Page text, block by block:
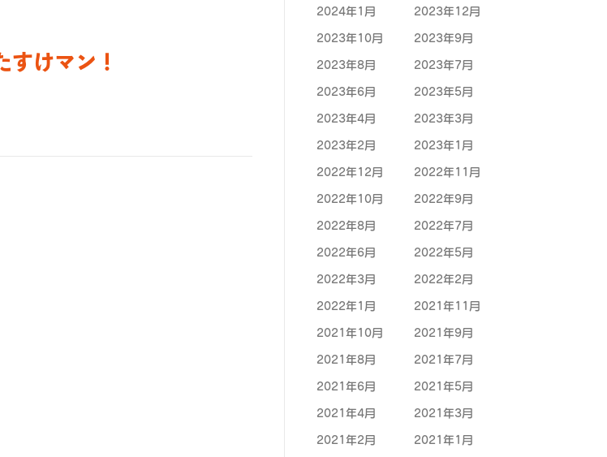
けマン！
2024年1月 2023年12月
2023年10月 2023年9月
2023年8月 2023年7月
2023年6月 2023年5月
2023年4月 2023年3月
2023年2月 2023年1月
2022年12月 2022年11月
2022年10月 2022年9月
2022年8月 2022年7月
2022年6月 2022年5月
2022年3月 2022年2月
2022年1月 2021年11月
2021年10月 2021年9月
2021年8月 2021年7月
2021年6月 2021年5月
2021年4月 2021年3月
2021年2月 2021年1月